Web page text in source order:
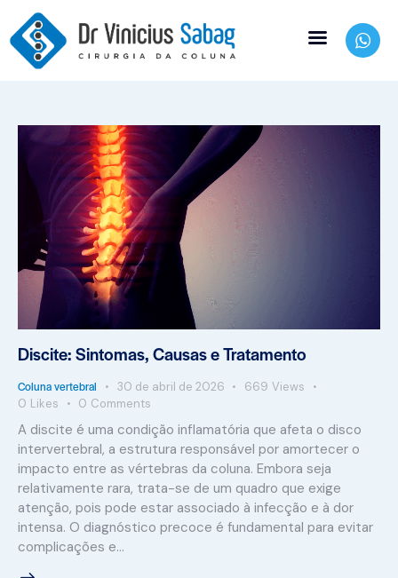
Discite: Sintomas, Causas e Tratamento
Coluna vertebral 30 de abril de 2026 669 Views
0 Likes 0 Comments
A discite é uma condição inflamatória que afeta o disco
intervertebral, a estrutura responsável por amortecer o
impacto entre as vértebras da coluna. Embora seja
relativamente rara, trata-se de um quadro que exige
atenção, pois pode estar associado à infecção e à dor
intensa. O diagnóstico precoce é fundamental para evitar
complicações e…